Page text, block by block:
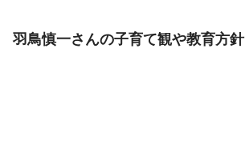
羽鳥慎一さんの子育て観や教育方針